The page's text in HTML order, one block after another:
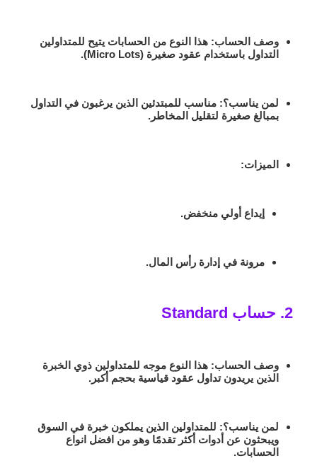
وصف الحساب: هذا النوع من الحسابات يتيح للمتداولين
التداول باستخدام عقود صغيرة (Micro Lots).
لمن يناسب؟: مناسب للمبتدئين الذين يرغبون في التداول
بمبالغ صغيرة لتقليل المخاطر.
الميزات:
إيداع أولي منخفض.
مرونة في إدارة رأس المال.
2. حساب Standard
وصف الحساب: هذا النوع موجه للمتداولين ذوي الخبرة
الذين يريدون تداول عقود قياسية بحجم أكبر.
لمن يناسب؟: للمتداولين الذين يملكون خبرة في السوق
ويبحثون عن أدوات أكثر تقدمًا وهو من افضل انواع
الحسابات.